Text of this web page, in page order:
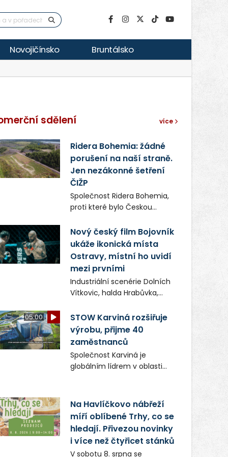
Novojičínsko Bruntálsko
sdělení více
Ridera Bohemia: žádné
porušení na naší straně.
Jen nezákonné šetření
ČIŽP
Společnost Ridera Bohemia,
proti které bylo Českou
(ČIŽP) čtyři roky vedeno
vykonstruované řízení, při
realizaci OVS na heřmanické
haldě postupovala v souladu
se zákonem a zadáním
státního podniku DIAMO a v
této souvislosti nelze hovořit
počátku označovala řízení
ČIŽP za nezákonné a
domáhala se práva na
spravedlivý správní proces.
Nový český film Bojovník
ukáže ikonická místa
Ostravy, místní ho uvidí
mezi prvními
Industriální scenérie Dolních
Vítkovic, halda Hrabůvka,
ikonická místa Ostravy se
objeví v novém filmu
Bojovník, který vstoupí do kin
Frič a Tomáš Dianiška si
moravskoslezskou metropoli
přirozenou součástí příběhu
bývalého boxerského
šampiona Hoffa (Milan
Ondrík), jenž se po letech
vrací do světa vrcholových
05:00
STOW Karviná rozšiřuje
výrobu, přijme 40
zaměstnanců
Společnost Karviná je
globálním lídrem v oblasti
zaměstnavatelem na
Karvinsku a firmou s
obrovským potenciálem.
Na Havlíčkovo nábřeží
míří oblíbené Trhy, co se
hledají. Přivezou novinky
i více než čtyřicet stánků
V sobotu 8. srpna se